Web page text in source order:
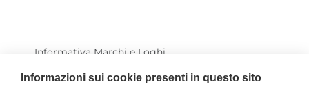
Informativa Marchi e Loghi
News
Informazioni sui cookie presenti in questo sito